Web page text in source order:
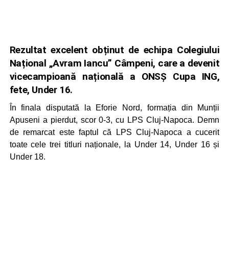
Rezultat excelent obținut de echipa Colegiului
Național „Avram Iancu” Câmpeni, care a devenit
vicecampioană națională a ONSȘ Cupa ING,
fete, Under 16.
În finala disputată la Eforie Nord, formația din Munții
Apuseni a pierdut, scor 0-3, cu LPS Cluj-Napoca. Demn
de remarcat este faptul că LPS Cluj-Napoca a cucerit
toate cele trei titluri naționale, la Under 14, Under 16 și
Under 18.